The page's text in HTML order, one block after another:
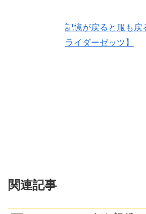
記憶が戻ると服も戻
ライダーゼッツ】
関連記事